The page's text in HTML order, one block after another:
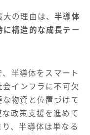
大の理由は、半導体
構造的な成長テー
半導体をスマート
インフラに不可欠
物資と位置づけて
政策支援を進めて
、半導体は単なる